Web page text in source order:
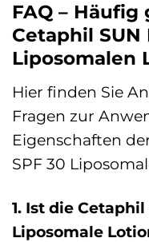
FAQ –
Cetaphil SUN
Liposomalen
Hier finden Sie
Fragen zur
Eigenschaften
SPF 30
1. Ist die Cetaphil
Liposomale